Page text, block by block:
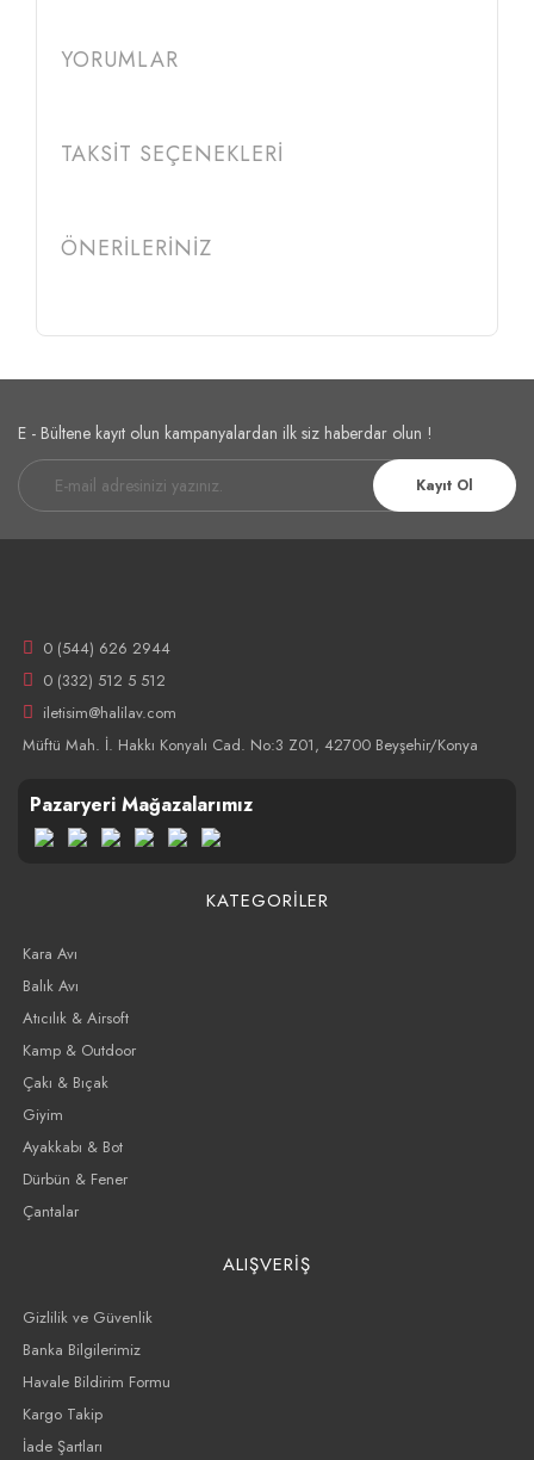
YORUMLAR
TAKSİT SEÇENEKLERİ
ÖNERİLERİNİZ
E - Bültene kayıt olun kampanyalardan ilk siz haberdar olun !
Kayıt Ol
0 (544) 626 2944
0 (332) 512 5 512
iletisim@halilav.com
Müftü Mah. İ. Hakkı Konyalı Cad. No:3 Z01, 42700 Beyşehir/Konya
Pazaryeri Mağazalarımız
KATEGORİLER
Kara Avı
Balık Avı
Atıcılık & Airsoft
Kamp & Outdoor
Çakı & Bıçak
Giyim
Ayakkabı & Bot
Dürbün & Fener
Çantalar
ALIŞVERİŞ
Gizlilik ve Güvenlik
Banka Bilgilerimiz
Havale Bildirim Formu
Kargo Takip
İade Şartları